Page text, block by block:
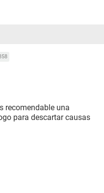
recomendable una
para descartar causas